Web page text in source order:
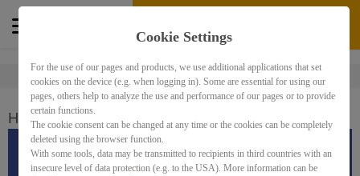
164,22€
Häufige Fragen und Antworten FAQs
Häufige Fragen und
Cookie Settings
For the use of our pages and products, we use additional applications that set
cookies on the device (e.g. when logging in). Some are essential for using our
pages, others help to analyze the use and performance of our pages or to provide
certain functions.
The cookie consent can be changed at any time or the cookies can be completely
deleted using the browser function.
With some tools, data may be transmitted to recipients in third countries with an
insecure level of data protection (e.g. to the USA). More information can be